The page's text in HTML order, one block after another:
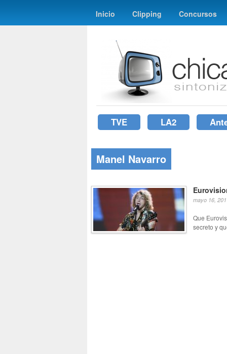
Inicio Clipping Concursos
TVE LA2
Manel Navarro
mayo 16,
Que
secreto y